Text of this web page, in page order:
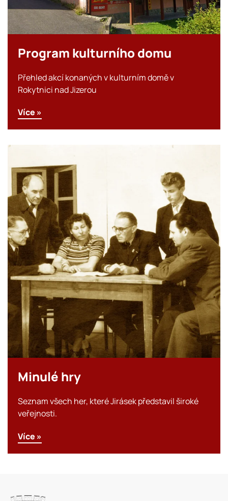
Program kulturního domu
Přehled akcí konaných v kulturním domě v
Rokytnici nad Jizerou
Více »
Minulé hry
Seznam všech her, které Jirásek představil široké
veřejnosti.
Více »